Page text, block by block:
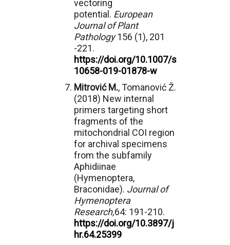
vectoring
potential. European
Journal of Plant
Pathology156 (1), 201
-221.
https://doi.org/10.1007/s
10658-019-01878-w
Mitrović M., Tomanović Ž.
(2018) New internal
primers targeting short
fragments of the
mitochondrial COI region
for archival specimens
from the subfamily
Aphidiinae
(Hymenoptera,
Braconidae). Journal of
Hymenoptera
Research,64: 191-210.
https://doi.org/10.3897/j
hr.64.25399